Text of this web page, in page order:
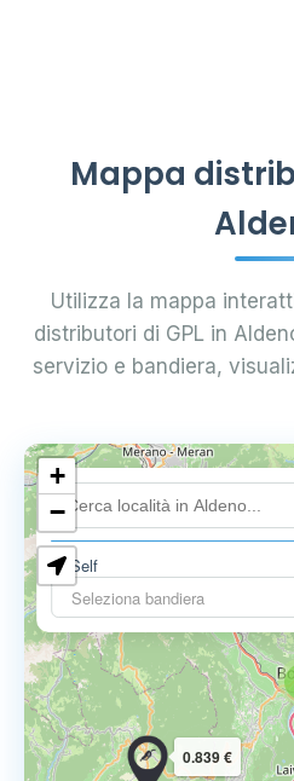
Mappa
Utilizza la mappa
distributori di GPL in
servizio e bandiera,
Self
Seleziona bandiera
3
0.839 €
+
−